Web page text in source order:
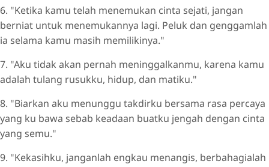
6. "Ketika kamu telah menemukan cinta sejati, jangan
berniat untuk menemukannya lagi. Peluk dan genggamlah
ia selama kamu masih memilikinya."
7. "Aku tidak akan pernah meninggalkanmu, karena kamu
adalah tulang rusukku, hidup, dan matiku."
8. "Biarkan aku menunggu takdirku bersama rasa percaya
yang ku bawa sebab keadaan buatku jengah dengan cinta
yang semu."
9. "Kekasihku, janganlah engkau menangis, berbahagialah